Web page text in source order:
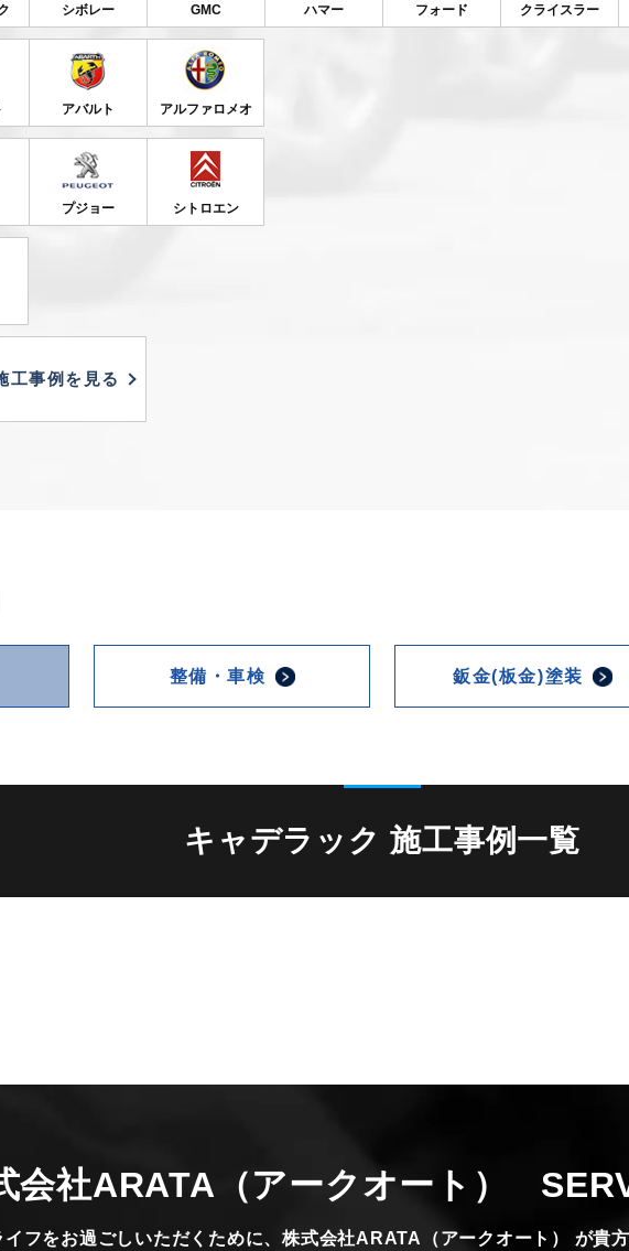
シボレー GMC ハマー フォード クライスラー
アバルト アルファロメオ
プジョー シトロエン
工事例を見る
整備・車検 鈑金(板金)塗装
キャデラック 施工事例一覧
会社ARATA（アークオート）
イフをお過ごしいただくために、株式会社ARATA（アークオート） が貴